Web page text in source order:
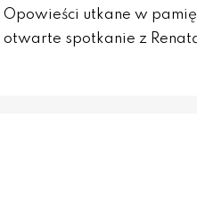
Opowieści utkane w
otwarte spotkanie z